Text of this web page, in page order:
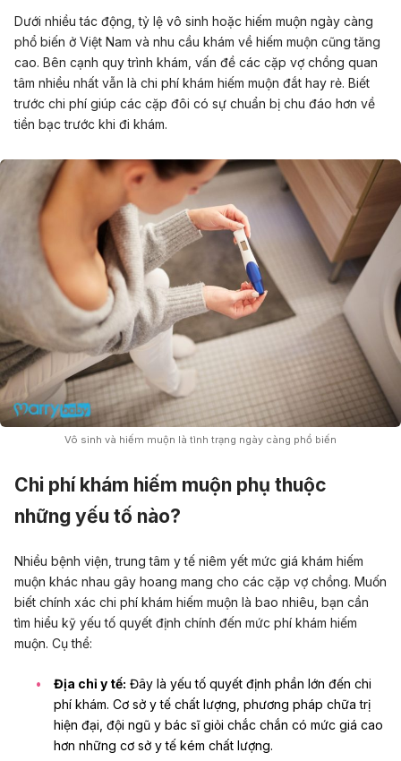
Dưới nhiều tác động, tỷ lệ vô sinh hoặc hiếm muộn ngày càng
phổ biến ở Việt Nam và nhu cầu khám về hiếm muộn cũng tăng
cao. Bên cạnh quy trình khám, vấn đề các cặp vợ chồng quan
tâm nhiều nhất vẫn là chi phí khám hiếm muộn đắt hay rẻ. Biết
trước chi phí giúp các cặp đôi có sự chuẩn bị chu đáo hơn về
tiền bạc trước khi đi khám.
Vô sinh và hiếm muộn là tình trạng ngày càng phổ biến
Chi phí khám hiếm muộn phụ thuộc
những yếu tố nào?
Nhiều bệnh viện, trung tâm y tế niêm yết mức giá khám hiếm
muộn khác nhau gây hoang mang cho các cặp vợ chồng. Muốn
biết chính xác chi phí khám hiếm muộn là bao nhiêu, bạn cần
tìm hiểu kỹ yếu tố quyết định chính đến mức phí khám hiếm
muộn. Cụ thể:
Địa chỉ y tế: Đây là yếu tố quyết định phần lớn đến chi
phí khám. Cơ sở y tế chất lượng, phương pháp chữa trị
hiện đại, đội ngũ y bác sĩ giỏi chắc chắn có mức giá cao
hơn những cơ sở y tế kém chất lượng.